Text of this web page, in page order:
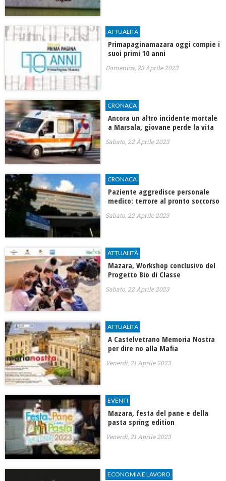
ATTUALITÀ
Primapaginamazara oggi compie i
suoi primi 10 anni
Domenica, 23 Aprile 2023
CRONACA
Ancora un altro incidente mortale
a Marsala, giovane perde la vita
Sabato, 22 Aprile 2023
CRONACA
Paziente aggredisce personale
medico: terrore al pronto soccorso
Sabato, 22 Aprile 2023
ATTUALITÀ
Mazara, Workshop conclusivo del
Progetto Bio di Classe
Sabato, 22 Aprile 2023
ATTUALITÀ
A Castelvetrano Memoria Nostra
per dire no alla Mafia
Venerdì, 21 Aprile 2023
EVENTI
Mazara, festa del pane e della
pasta spring edition
Venerdì, 21 Aprile 2023
ECONOMIA E LAVORO